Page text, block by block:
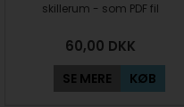
skillerum - som PDF fil
60,00 DKK
SE MERE KØB